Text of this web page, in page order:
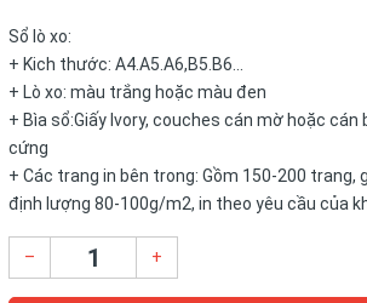
Sổ lò xo:
+ Kich thước: A4.A5.A6,B5.B6...
+ Lò xo: màu trắng hoặc màu đen
+ Bìa sổ:Giấy Ivory, couches cán mờ hoặc cán
cứng
+ Các trang in bên trong: Gồm 150-200 trang,
định lượng 80-100g/m2, in theo yêu cầu của
– +